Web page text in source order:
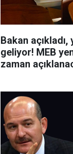
Bakan
geliyor! MEB
zaman